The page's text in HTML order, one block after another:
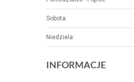
Sobota:
Niedziela:
INFORMACJE